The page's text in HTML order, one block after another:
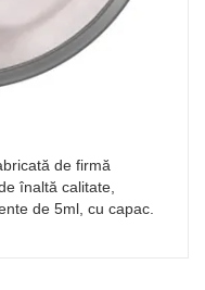
de firmă
înaltă calitate,
de 5ml, cu capac.